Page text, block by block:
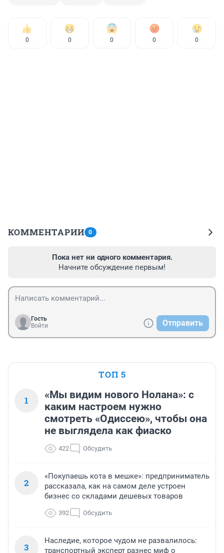
0 0 0 0 0
КОММЕНТАРИИ 0
Пока нет ни одного комментария.
Начните обсуждение первым!
Гость
Войти
Отправить
ТОП 5
1
«Мы видим нового Нолана»: с
каким настроем нужно
смотреть «Одиссею», чтобы она
не выглядела как фиаско
422 Обсудить
2
«Покупаешь кота в мешке»: предприниматель
рассказала, как на самом деле устроен
бизнес со складами дешевых товаров
392 Обсудить
3
Наследие, которое чудом не развалилось:
транспортный эксперт разнес миф о